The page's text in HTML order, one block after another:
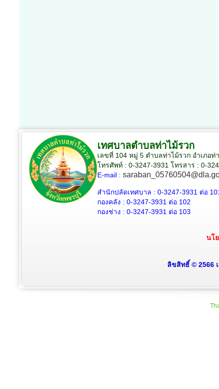
เทศบาลตำบลท่าไม้รวก
เลขที่ 104 หมู่ 5 ตำบลท่าไม้รวก อำเภอท่
โทรศัพท์ : 0-3247-3931 โทรสาร : 0-
E-mail :
สำนักปลัดเทศบาล : 0-3247-3931 ต่อ
กองคลัง : 0-3247-3931 ต่อ 102
กองช่าง : 0-3247-3931 ต่อ 103
นโ
ลิขสิทธิ์ © 2566